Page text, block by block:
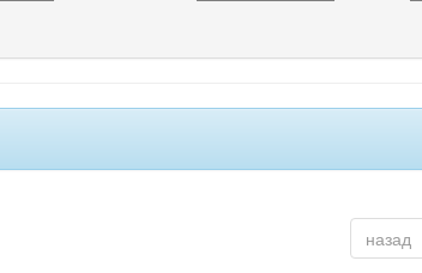
назад